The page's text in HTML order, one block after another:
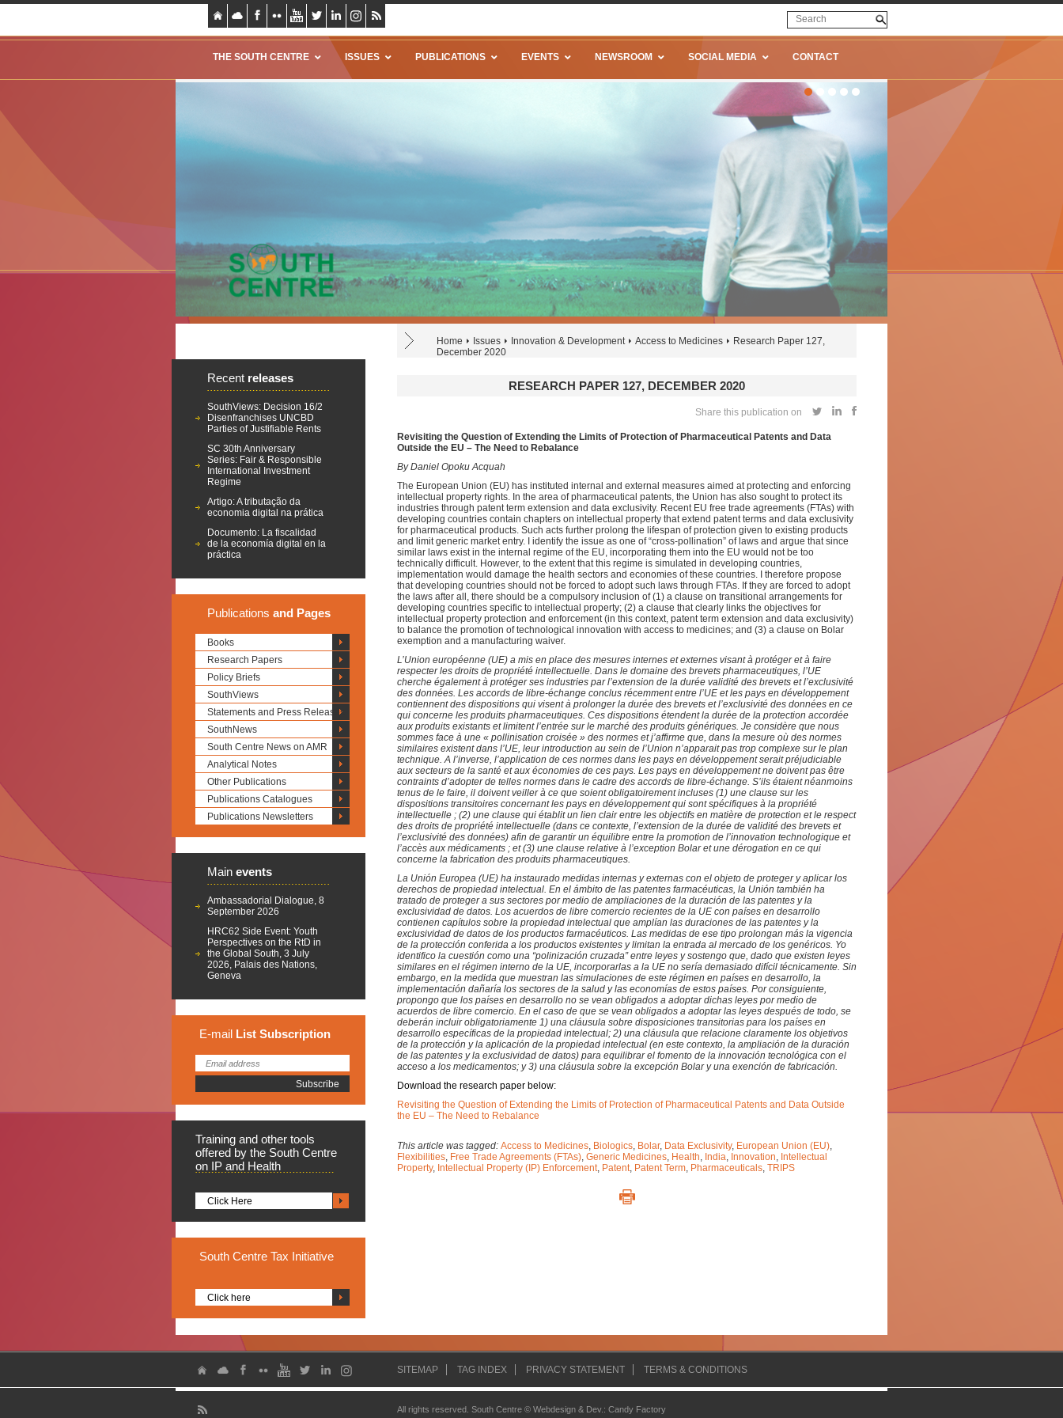
THE SOUTH CENTRE ISSUES PUBLICATIONS EVENTS NEWSROOM SOCIAL MEDIA CONTACT
Home Issues Innovation & Development Access to Medicines
Research Paper 127,
December 2020
Recent releases
SouthViews: Decision 16/2
Disenfranchises UNCBD
Parties of Justifiable Rents
SC 30th Anniversary
Series: Fair & Responsible
International Investment
Regime
Artigo: A tributação da
economia digital na prática
Documento: La fiscalidad
de la economía digital en la
práctica
Publications and Pages
Books
Research Papers
Policy Briefs
SouthViews
Statements and Press Releases
SouthNews
South Centre News on AMR
Analytical Notes
Other Publications
Publications Catalogues
Publications Newsletters
Main events
Ambassadorial Dialogue, 8
September 2026
HRC62 Side Event: Youth
Perspectives on the RtD in
the Global South, 3 July
2026, Palais des Nations,
Geneva
E-mail List Subscription
Training and other tools
offered by the South Centre
on IP and Health
Click Here
South Centre Tax Initiative
Click here
RESEARCH PAPER 127, DECEMBER 2020
Share this publication on
Revisiting the Question of Extending the Limits of Protection of Pharmaceutical Patents and Data
Outside the EU – The Need to Rebalance
By Daniel Opoku Acquah
The European Union (EU) has instituted internal and external measures aimed at protecting and enforcing
intellectual property rights. In the area of pharmaceutical patents, the Union has also sought to protect its
industries through patent term extension and data exclusivity. Recent EU free trade agreements (FTAs) with
developing countries contain chapters on intellectual property that extend patent terms and data exclusivity
for pharmaceutical products. Such acts further prolong the lifespan of protection given to existing products
and limit generic market entry. I identify the issue as one of “cross-pollination” of laws and argue that since
similar laws exist in the internal regime of the EU, incorporating them into the EU would not be too
technically difficult. However, to the extent that this regime is simulated in developing countries,
implementation would damage the health sectors and economies of these countries. I therefore propose
that developing countries should not be forced to adopt such laws through FTAs. If they are forced to adopt
the laws after all, there should be a compulsory inclusion of (1) a clause on transitional arrangements for
developing countries specific to intellectual property; (2) a clause that clearly links the objectives for
intellectual property protection and enforcement (in this context, patent term extension and data exclusivity)
to balance the promotion of technological innovation with access to medicines; and (3) a clause on Bolar
exemption and a manufacturing waiver.
L’Union européenne (UE) a mis en place des mesures internes et externes visant à protéger et à faire
respecter les droits de propriété intellectuelle. Dans le domaine des brevets pharmaceutiques, l’UE
cherche également à protéger ses industries par l’extension de la durée validité des brevets et l’exclusivité
des données. Les accords de libre-échange conclus récemment entre l’UE et les pays en développement
contiennent des dispositions qui visent à prolonger la durée des brevets et l’exclusivité des données en ce
qui concerne les produits pharmaceutiques. Ces dispositions étendent la durée de la protection accordée
aux produits existants et limitent l’entrée sur le marché des produits génériques. Je considère que nous
sommes face à une « pollinisation croisée » des normes et j’affirme que, dans la mesure où des normes
similaires existent dans l’UE, leur introduction au sein de l’Union n’apparait pas trop complexe sur le plan
technique. A l’inverse, l’application de ces normes dans les pays en développement serait préjudiciable
aux secteurs de la santé et aux économies de ces pays. Les pays en développement ne doivent pas être
contraints d’adopter de telles normes dans le cadre des accords de libre-échange. S’ils étaient néanmoins
tenus de le faire, il doivent veiller à ce que soient obligatoirement incluses (1) une clause sur les
dispositions transitoires concernant les pays en développement qui sont spécifiques à la propriété
intellectuelle ; (2) une clause qui établit un lien clair entre les objectifs en matière de protection et le respect
des droits de propriété intellectuelle (dans ce contexte, l’extension de la durée de validité des brevets et
l’exclusivité des données) afin de garantir un équilibre entre la promotion de l’innovation technologique et
l’accès aux médicaments ; et (3) une clause relative à l’exception Bolar et une dérogation en ce qui
concerne la fabrication des produits pharmaceutiques.
La Unión Europea (UE) ha instaurado medidas internas y externas con el objeto de proteger y aplicar los
derechos de propiedad intelectual. En el ámbito de las patentes farmacéuticas, la Unión también ha
tratado de proteger a sus sectores por medio de ampliaciones de la duración de las patentes y la
exclusividad de datos. Los acuerdos de libre comercio recientes de la UE con países en desarrollo
contienen capítulos sobre la propiedad intelectual que amplían las duraciones de las patentes y la
exclusividad de datos de los productos farmacéuticos. Las medidas de ese tipo prolongan más la vigencia
de la protección conferida a los productos existentes y limitan la entrada al mercado de los genéricos. Yo
identifico la cuestión como una “polinización cruzada” entre leyes y sostengo que, dado que existen leyes
similares en el régimen interno de la UE, incorporarlas a la UE no sería demasiado difícil técnicamente. Sin
embargo, en la medida que muestran las simulaciones de este régimen en países en desarrollo, la
implementación dañaría los sectores de la salud y las economías de estos países. Por consiguiente,
propongo que los países en desarrollo no se vean obligados a adoptar dichas leyes por medio de
acuerdos de libre comercio. En el caso de que se vean obligados a adoptar las leyes después de todo, se
deberán incluir obligatoriamente 1) una cláusula sobre disposiciones transitorias para los países en
desarrollo específicas de la propiedad intelectual; 2) una cláusula que relacione claramente los objetivos
de la protección y la aplicación de la propiedad intelectual (en este contexto, la ampliación de la duración
de las patentes y la exclusividad de datos) para equilibrar el fomento de la innovación tecnológica con el
acceso a los medicamentos; y 3) una cláusula sobre la excepción Bolar y una exención de fabricación.
Download the research paper below:
Revisiting the Question of Extending the Limits of Protection of Pharmaceutical Patents and Data Outside
the EU – The Need to Rebalance
This article was tagged: Access to Medicines, Biologics, Bolar, Data Exclusivity, European Union (EU),
Flexibilities, Free Trade Agreements (FTAs), Generic Medicines, Health, India, Innovation, Intellectual
Property, Intellectual Property (IP) Enforcement, Patent, Patent Term, Pharmaceuticals, TRIPS
SITEMAP TAG INDEX PRIVACY STATEMENT TERMS & CONDITIONS
All rights reserved. South Centre © Webdesign & Dev. : Candy Factory